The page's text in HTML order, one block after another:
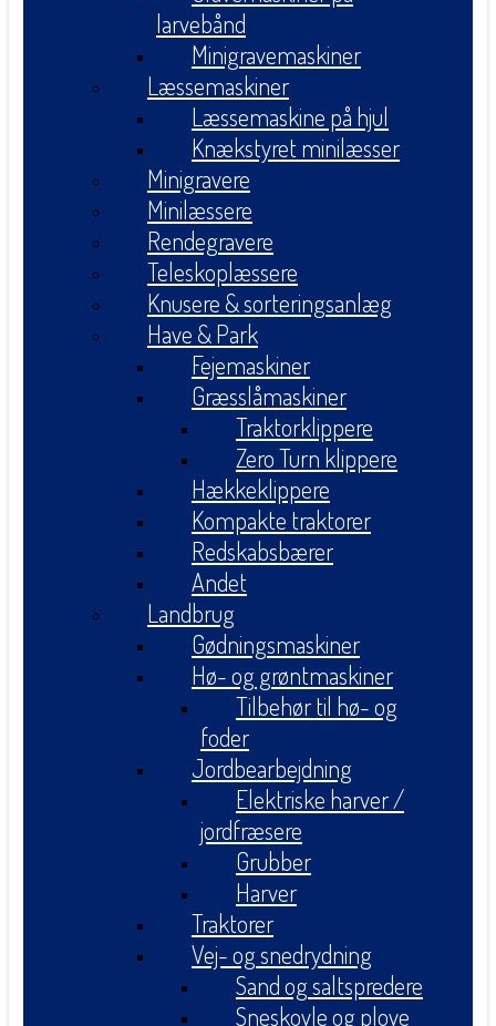
larvebånd
Minigravemaskiner
Læssemaskiner
Læssemaskine på hjul
Knækstyret minilæsser
Minigravere
Minilæssere
Rendegravere
Teleskoplæssere
Knusere & sorteringsanlæg
Have & Park
Fejemaskiner
Græsslåmaskiner
Traktorklippere
Zero Turn klippere
Hækkeklippere
Kompakte traktorer
Redskabsbærer
Andet
Landbrug
Gødningsmaskiner
Hø- og grøntmaskiner
Tilbehør til hø- og
foder
Jordbearbejdning
Elektriske harver /
jordfræsere
Grubber
Harver
Traktorer
Vej- og snedrydning
Sand og saltspredere
Sneskovle og plove